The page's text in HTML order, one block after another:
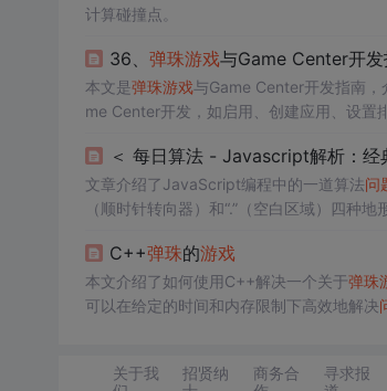
计算碰撞点。
36、 弹珠游戏与Game Center开发
本文是弹珠游戏与Game Center开发指南，
me Center开发，如启用、创建应用、设置
＜ 每日算法 - Javascript解析：经
文章介绍了JavaScript编程中的一道算法问
（顺时针转向器）和“.”（空白区域）四种
C++弹珠的游戏
本文介绍了如何使用C++解决一个关于弹珠
可以在给定的时间和内存限制下高效地解决
关于我
招贤纳
商务合
寻求报